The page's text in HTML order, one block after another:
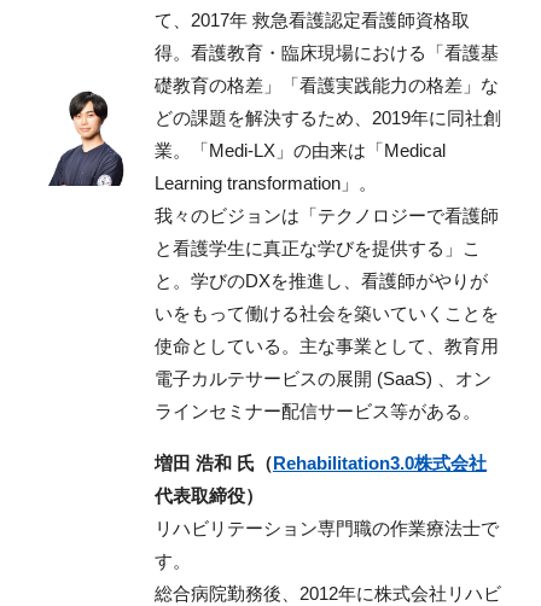
て、2017年 救急看護認定看護師資格取
得。看護教育・臨床現場における「看護基
礎教育の格差」「看護実践能力の格差」な
どの課題を解決するため、2019年に同社創
業。「Medi-LX」の由来は「Medical
Learning transformation」。
我々のビジョンは「テクノロジーで看護師
と看護学生に真正な学びを提供する」こ
と。学びのDXを推進し、看護師がやりが
いをもって働ける社会を築いていくことを
使命としている。主な事業として、教育用
電子カルテサービスの展開 (SaaS) 、オン
ラインセミナー配信サービス等がある。
増田 浩和 氏（Rehabilitation3.0株式会社
代表取締役）
リハビリテーション専門職の作業療法士で
す。
総合病院勤務後、2012年に株式会社リハビ